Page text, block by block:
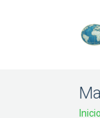
Inicio